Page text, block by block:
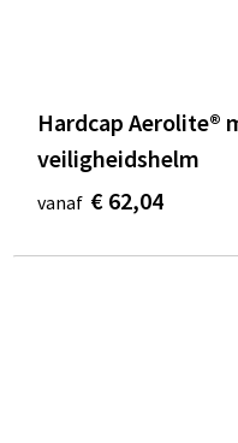
Hardcap Aerolite®
veiligheidshelm
vanaf € 62,04